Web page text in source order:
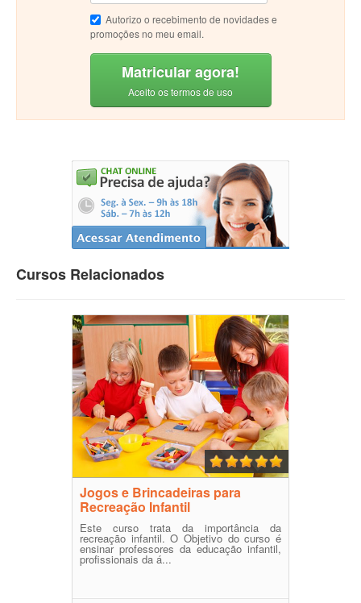
Autorizo o recebimento de novidades e
promoções no meu email.
Matricular agora!
Aceito os termos de uso
Cursos Relacionados
Jogos e Brincadeiras para
Recreação Infantil
Este curso trata da importância da
recreação infantil. O Objetivo do curso é
ensinar professores da educação infantil,
profissionais da á...